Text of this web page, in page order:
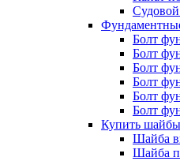
Болт
Болт
Болт
Болт
Болт
Болт
Купить
Шайба
Шайба